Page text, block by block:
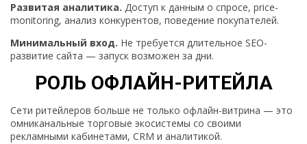
Развитая аналитика. Доступ к данным о спросе, price-
monitoring, анализ конкурентов, поведение покупателей.
Минимальный вход. Не требуется длительное SEO-
развитие сайта — запуск возможен за дни.
РОЛЬ ОФЛАЙН-РИТЕЙЛА
Сети ритейлеров больше не только офлайн-витрина — это
омниканальные торговые экосистемы со своими
рекламными кабинетами, CRM и аналитикой.